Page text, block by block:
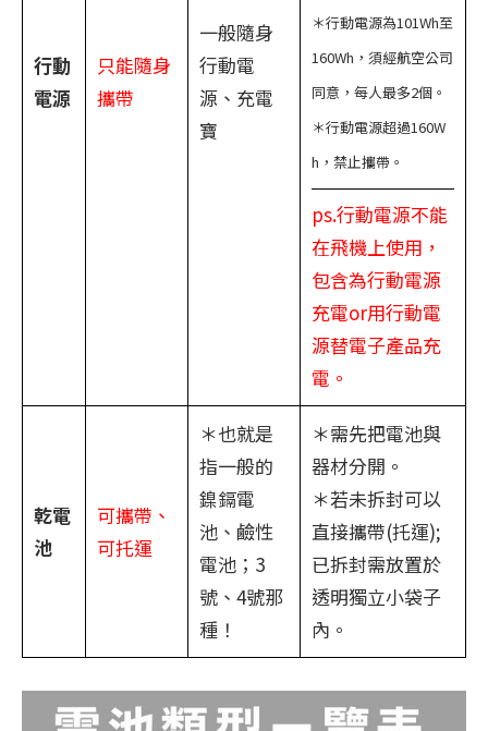
行動
電源
只能隨身
攜帶
一般隨身
行動電
源、充電
寶
＊行動電源為101Wh至
160Wh，須經航空公司
同意，每人最多2個。
＊行動電源超過160W
h，禁止攜帶。
ps.行動電源不能
在飛機上使用，
包含為行動電源
充電or用行動電
源替電子產品充
電。
乾電
池
可攜帶、
可托運
＊也就是
指一般的
鎳鎘電
池、鹼性
電池；3
號、4號那
種！
＊需先把電池與
器材分開。
＊若未拆封可以
直接攜帶(托運);
已拆封需放置於
透明獨立小袋子
內。